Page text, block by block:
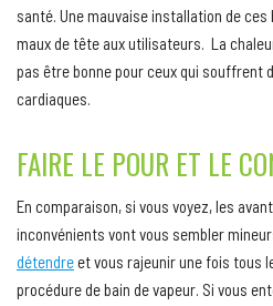
santé. Une mauvaise installation de
maux de tête aux utilisateurs. La
pas être bonne pour ceux qui souffrent
cardiaques.
FAIRE LE POUR ET LE
En comparaison, si vous voyez, les
inconvénients vont vous sembler
détendreet vous rajeunir une fois tous
procédure de bain de vapeur. Si vous